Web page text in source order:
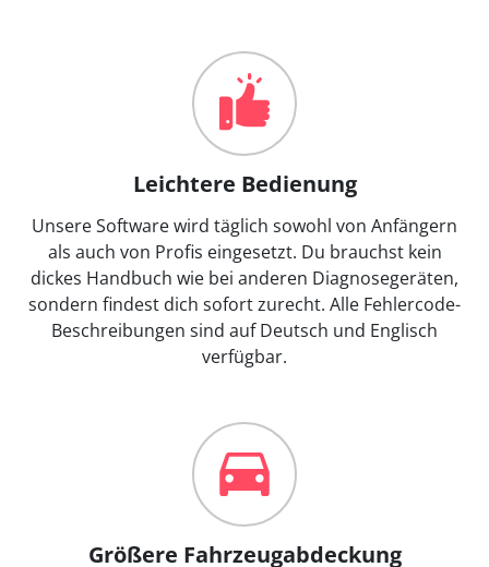
Leichtere Bedienung
Unsere Software wird täglich sowohl von Anfängern
als auch von Profis eingesetzt. Du brauchst kein
dickes Handbuch wie bei anderen Diagnosegeräten,
sondern findest dich sofort zurecht. Alle Fehlercode-
Beschreibungen sind auf Deutsch und Englisch
verfügbar.
Größere Fahrzeugabdeckung